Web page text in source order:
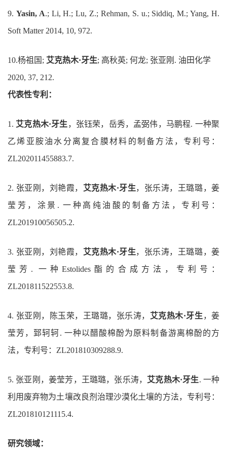
9. Yasin, A.; Li, H.; Lu, Z.; Rehman, S. u.; Siddiq, M.; Yang, H.
Soft Matter 2014, 10, 972.
10.杨祖国; 艾克热木·牙生; 高秋英; 何龙; 张亚刚. 油田化学
2020, 37, 212.
代表性专利：
1. 艾克热木·牙生，张钰荣，岳秀，孟弼伟，马鹏程. 一种聚
乙烯亚胺油水分离复合膜材料的制备方法，专利号：
ZL202011455883.7.
2. 张亚刚，刘艳霞， 艾克热木·牙生，张乐涛，王璐璐，姜
莹芳，涂景. 一种高纯油酸的制备方法，专利号：
ZL201910056505.2.
3. 张亚刚，刘艳霞， 艾克热木·牙生，张乐涛，王璐璐，姜
莹芳. 一种Estolides酯的合成方法，专利号：
ZL201811522553.8.
4. 张亚刚，陈玉荣，王璐璐，张乐涛， 艾克热木·牙生，姜
莹芳，郅轲轲. 一种以醋酸棉酚为原料制备游离棉酚的方
法，专利号：ZL201810309288.9.
5. 张亚刚，姜莹芳，王璐璐，张乐涛， 艾克热木·牙生. 一种
利用废弃物为土壤改良剂治理沙漠化土壤的方法，专利号：
ZL201810121115.4.
研究领域：